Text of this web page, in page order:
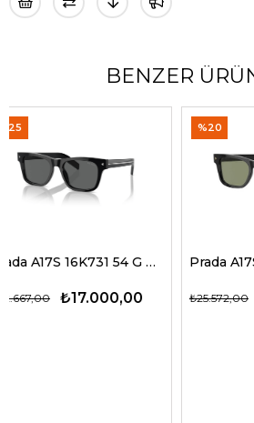
BENZER
Prada A17S 16K20G 54 Unisex Güneş Gözlükleri
₺20.458,00
₺25.572,00